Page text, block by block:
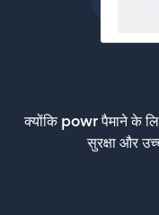
क्योंकि powr पैमाने के
सुरक्षा और